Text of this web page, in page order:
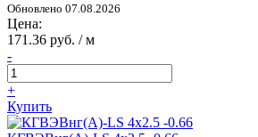
Обновлено 07.08.2026
Цена:
171.36 руб. / м
-
+
Купить